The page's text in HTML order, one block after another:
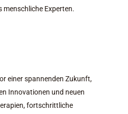
menschliche Experten.
einer spannenden Zukunft,
Innovationen und neuen
fortschrittliche